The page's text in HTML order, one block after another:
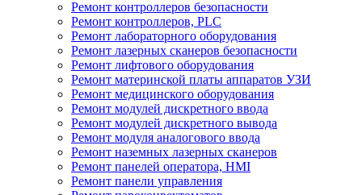
Ремонт контроллеров безопасности
Ремонт контроллеров, PLC
Ремонт лабораторного оборудования
Ремонт лазерных сканеров безопасности
Ремонт лифтового оборудования
Ремонт материнской платы аппаратов УЗИ
Ремонт медицинского оборудования
Ремонт модулей дискретного ввода
Ремонт модулей дискретного вывода
Ремонт модуля аналогового ввода
Ремонт наземных лазерных сканеров
Ремонт панелей оператора, HMI
Ремонт панели управления